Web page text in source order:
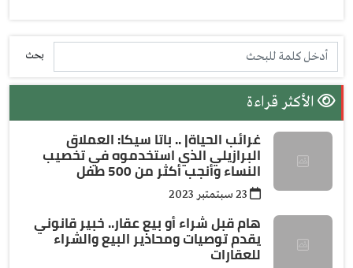
بحث
الأكثر قراءة
غرائب الحياة| .. باتا سيكا: العملاق
البرازيلي الذي استخدموه في تخصيب
النساء وأنجب أكثر من 500 طفل
هام قبل شراء أو بيع عقار.. خبير قانوني
يقدم توصيات ومحاذير البيع والشراء
للعقارات